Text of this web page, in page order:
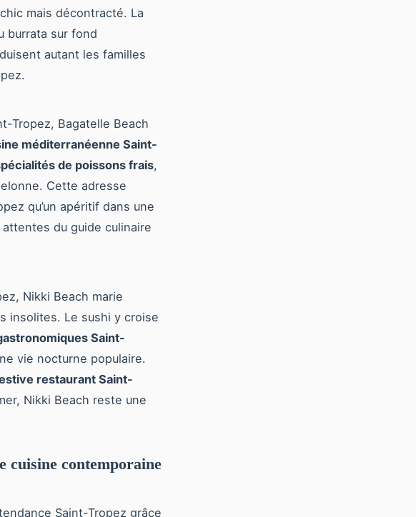
mais décontracté. La
burrata sur fond
autant les familles
Tropez, Bagatelle Beach
méditerranéenne Saint-
de poissons frais,
Cette adresse
qu’un apéritif dans une
du guide culinaire
Nikki Beach marie
insolites. Le sushi y croise
Saint-
vie nocturne populaire.
restaurant Saint-
Nikki Beach reste une
cuisine contemporaine
Saint-Tropez grâce